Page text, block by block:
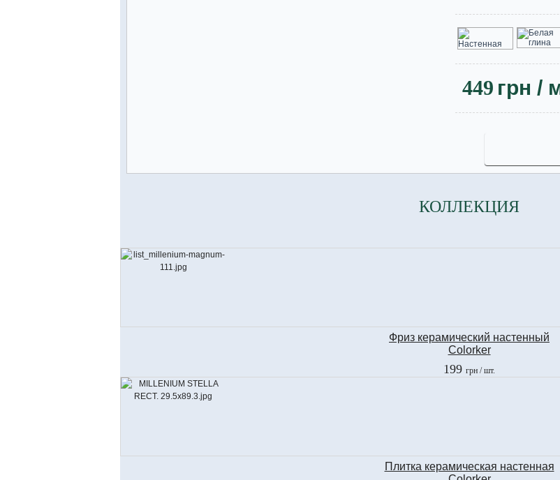
449 грн /
КОЛЛЕКЦИЯ
Фриз керамический настенный
Colorker
LIST. SET MILLENIUM
MAGNUM
199 грн / шт.
Плитка керамическая настенная